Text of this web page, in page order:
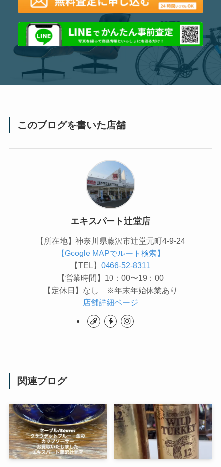
このブログを書いた店舗
エキスパート辻堂店
【所在地】神奈川県藤沢市辻堂元町4-9-24
【Google MAPでルート検索】
【TEL】 0466-52-8311
【営業時間】10：00〜19：00
【定休日】なし ※年末年始休業あり
店舗詳細ページ
関連ブログ